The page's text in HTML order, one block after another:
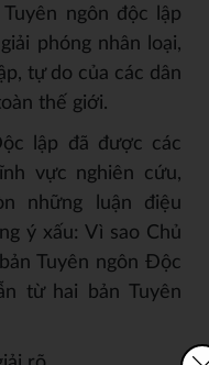
ngôn độc lập
phóng nhân loại,
tự do của các dân
thế giới.
lập đã được các
vực nghiên cứu,
những luận điệu
ý xấu: Vì sao Chủ
Tuyên ngôn Độc
từ hai bản Tuyên